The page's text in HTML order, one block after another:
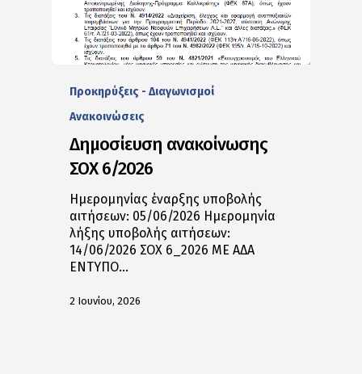
Προκηρύξεις - Διαγωνισμοί
Ανακοινώσεις
Δημοσίευση ανακοίνωσης
ΣΟΧ 6/2026
Ημερομηνίας έναρξης υποβολής
αιτήσεων: 05/06/2026 Ημερομηνία
λήξης υποβολής αιτήσεων:
14/06/2026 ΣΟΧ 6_2026 ΜΕ ΑΔΑ
ΕΝΤΥΠΟ…
2 Ιουνίου, 2026